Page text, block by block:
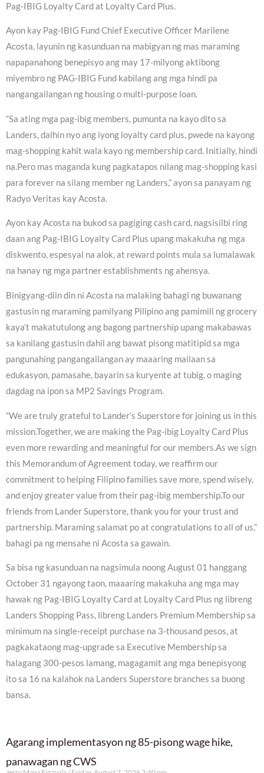
Pag-IBIG Loyalty Card at Loyalty Card Plus.
Ayon kay Pag-IBIG Fund Chief Executive Officer Marilene
Acosta, layunin ng kasunduan na mabigyan ng mas maraming
napapanahong benepisyo ang may 17-milyong aktibong
miyembro ng PAG-IBIG Fund kabilang ang mga hindi pa
nangangailangan ng housing o multi-purpose loan.
“Sa ating mga pag-ibig members, pumunta na kayo dito sa
Landers, dalhin nyo ang iyong loyalty card plus, pwede na kayong
mag-shopping kahit wala kayo ng membership card. Initially, hindi
na.Pero mas maganda kung pagkatapos nilang mag-shopping kasi
para forever na silang member ng Landers,” ayon sa panayam ng
Radyo Veritas kay Acosta.
Ayon kay Acosta na bukod sa pagiging cash card, nagsisilbi ring
daan ang Pag-IBIG Loyalty Card Plus upang makakuha ng mga
diskwento, espesyal na alok, at reward points mula sa lumalawak
na hanay ng mga partner establishments ng ahensya.
Binigyang-diin din ni Acosta na malaking bahagi ng buwanang
gastusin ng maraming pamilyang Pilipino ang pamimili ng grocery
kaya’t makatutulong ang bagong partnership upang makabawas
sa kanilang gastusin dahil ang bawat pisong matitipid sa mga
pangunahing pangangailangan ay maaaring mailaan sa
edukasyon, pamasahe, bayarin sa kuryente at tubig, o maging
dagdag na ipon sa MP2 Savings Program.
“We are truly grateful to Lander’s Superstore for joining us in this
mission.Together, we are making the Pag-ibig Loyalty Card Plus
even more rewarding and meaningful for our members.As we sign
this Memorandum of Agreement today, we reaffirm our
commitment to helping Filipino families save more, spend wisely,
and enjoy greater value from their pag-ibig membership.To our
friends from Lander Superstore, thank you for your trust and
partnership. Maraming salamat po at congratulations to all of us,”
bahagi pa ng mensahe ni Acosta sa gawain.
Sa bisa ng kasunduan na nagsimula noong August 01 hanggang
October 31 ngayong taon, maaaring makakuha ang mga may
hawak ng Pag-IBIG Loyalty Card at Loyalty Card Plus ng libreng
Landers Shopping Pass, libreng Landers Premium Membership sa
minimum na single-receipt purchase na 3-thousand pesos, at
pagkakataong mag-upgrade sa Executive Membership sa
halagang 300-pesos lamang, magagamit ang mga benepisyong
ito sa 16 na kalahok na Landers Superstore branches sa buong
bansa.
Agarang implementasyon ng 85-pisong wage hike,
panawagan ng CWS